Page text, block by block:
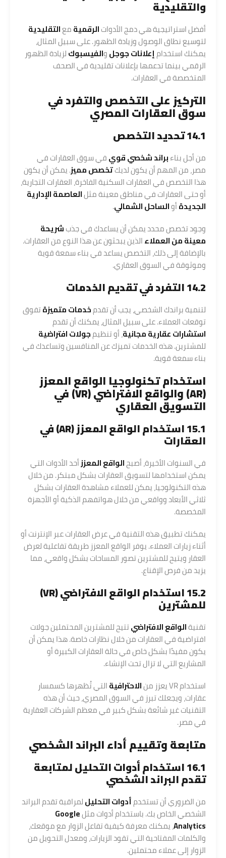
والتقليدية
أفضل استراتيجية هي دمج الأدواتالرقميةمعالتقليدية
لتوسيع نطاق الوصول وزيادة الظهور. على سبيل المثال،
يمكنك استخدامإعلانات جوجلوالفيسبوكلزيادة الظهور
الرقمي بينما تدعمها بإعلانات تقليدية في الصحف
المتخصصة في العقارات.
التركيز على التخصص والتفرد في
سوق العقارات المصري
14.1 تحديد التخصص
من أجل بناءبراند شخصي قويفي سوق العقارات في
مصر، من المهم أن يكون لديكتخصص مميز. يمكن أن يكون
هذا التخصص في العقارات السكنية الفاخرة، العقارات التجارية،
أو حتى العقارات في مناطق معينة مثلالعاصمة الإدارية
الجديدةأوالساحل الشمالي.
وجود تخصص محدد يمكن أن يساعدك في جذبشريحة
معينة من العملاءالذين يبحثون عن هذا النوع من العقارات.
بالإضافة إلى ذلك، التخصص يساعد في بناء سمعة قوية
وموثوقة في السوق العقاري.
14.2 التفرد في تقديم الخدمات
لتنمية براندك الشخصي، يجب أن تقدمخدمات متميزةتفوق
توقعات العملاء. على سبيل المثال، يمكنك أن تقدم
استشارات عقارية مجانية، أو تنظيمجولات افتراضية
للمشترين. هذه الخدمات تميزك عن المنافسين وتساعدك في
بناء سمعة قوية.
استخدام تكنولوجيا الواقع المعزز
(AR) والواقع الافتراضي (VR) في
التسويق العقاري
15.1 استخدام الواقع المعزز (AR) في
العقارات
في السنوات الأخيرة، أصبحالواقع المعززأحد الأدوات التي
يمكن استخدامها لتسويق العقارات بشكل مبتكر. من خلال
هذه التكنولوجيا، يمكن للعملاء مشاهدة العقارات بشكل
ثلاثي الأبعاد وواقعي من خلال هواتفهم الذكية أو الأجهزة
المخصصة.
يمكنك تطبيق هذه التقنية في عرض العقارات عبر الإنترنت أو
أثناء زيارات العملاء. يوفر الواقع المعزز طريقة تفاعلية لعرض
العقار ويتيح للمشترين تصور المساحات بشكل واقعي، مما
يزيد من فرص الإقناع.
15.2 استخدام الواقع الافتراضي (VR)
للمشترين
تقنيةالواقع الافتراضيتتيح للمشترين المحتملين جولات
افتراضية في العقارات من خلال نظارات خاصة. هذا يمكن أن
يكون مفيدًا بشكل خاص في حالة العقارات الكبيرة أو
المشاريع التي لا تزال تحت الإنشاء.
استخدام VR يعزز من
الاحترافيةالتي تُظهرها كسمسار
عقارات، ويجعلك تبرز في السوق المصري، حيث أن هذه
التقنيات غير شائعة بشكل كبير في معظم الشركات العقارية
في مصر.
متابعة وتقييم أداء البراند الشخصي
16.1 استخدام أدوات التحليل لمتابعة
تقدم البراند الشخصي
من الضروري أن تستخدمأدوات التحليللمراقبة تقدم البراند
الشخصي الخاص بك. باستخدام أدوات مثلGoogle
Analytics، يمكنك معرفة كيفية تفاعل الزوار مع موقعك،
والكلمات المفتاحية التي تقود الزيارات، ومعدل التحويل من
الزوار إلى عملاء محتملين.